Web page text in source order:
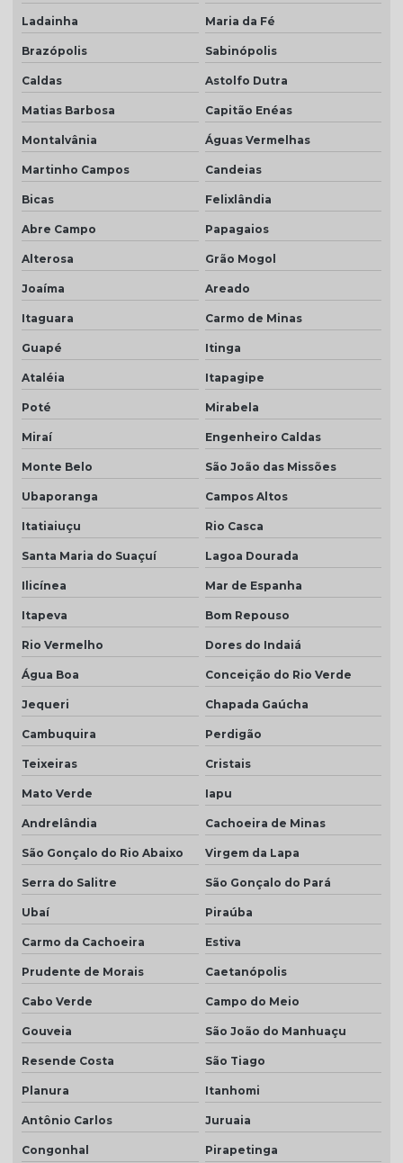
Ladainha Maria da Fé
Brazópolis Sabinópolis
Caldas Astolfo Dutra
Matias Barbosa Capitão Enéas
Montalvânia Águas Vermelhas
Martinho Campos Candeias
Bicas Felixlândia
Abre Campo Papagaios
Alterosa Grão Mogol
Joaíma Areado
Itaguara Carmo de Minas
Guapé Itinga
Ataléia Itapagipe
Poté Mirabela
Miraí Engenheiro Caldas
Monte Belo São João das Missões
Ubaporanga Campos Altos
Itatiaiuçu Rio Casca
Santa Maria do Suaçuí Lagoa Dourada
Ilicínea Mar de Espanha
Itapeva Bom Repouso
Rio Vermelho Dores do Indaiá
Água Boa Conceição do Rio Verde
Jequeri Chapada Gaúcha
Cambuquira Perdigão
Teixeiras Cristais
Mato Verde Iapu
Andrelândia Cachoeira de Minas
São Gonçalo do Rio Abaixo Virgem da Lapa
Serra do Salitre São Gonçalo do Pará
Ubaí Piraúba
Carmo da Cachoeira Estiva
Prudente de Morais Caetanópolis
Cabo Verde Campo do Meio
Gouveia São João do Manhuaçu
Resende Costa São Tiago
Planura Itanhomi
Antônio Carlos Juruaia
Congonhal Pirapetinga